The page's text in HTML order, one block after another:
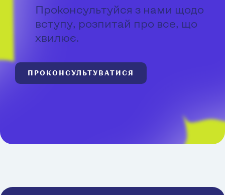
Проконсультуйся з нами щодо
вступу, розпитай про все, що
хвилює.
ПРОКОНСУЛЬТУВАТИСЯ